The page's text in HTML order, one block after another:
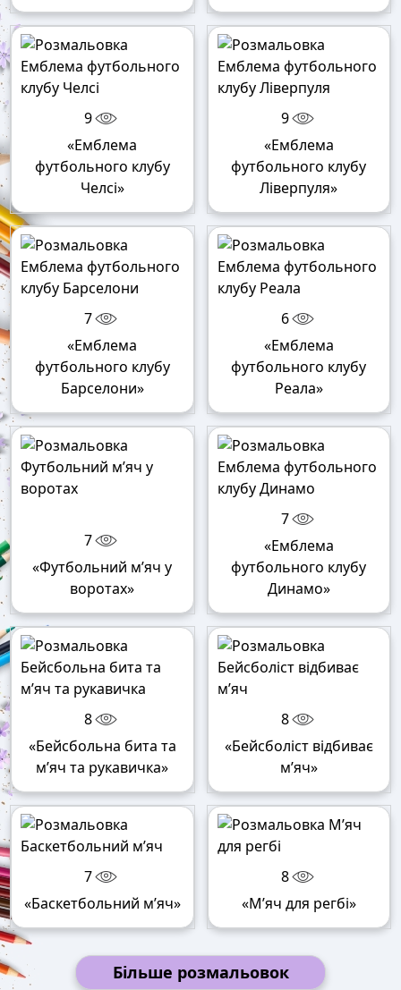
9
«Емблема
футбольного клубу
Челсі»
9
«Емблема
футбольного клубу
Ліверпуля»
7
«Емблема
футбольного клубу
Барселони»
6
«Емблема
футбольного клубу
Реала»
7
«Футбольний м’яч у
воротах»
7
«Емблема
футбольного клубу
Динамо»
8
«Бейсбольна бита та
м’яч та рукавичка»
8
«Бейсболіст відбиває
м’яч»
7
«Баскетбольний м’яч»
8
«М’яч для регбі»
Більше розмальовок